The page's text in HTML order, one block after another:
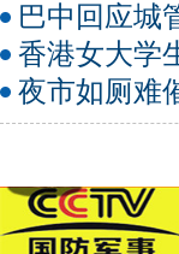
巴中回应城
香港女大学
夜市如厕难